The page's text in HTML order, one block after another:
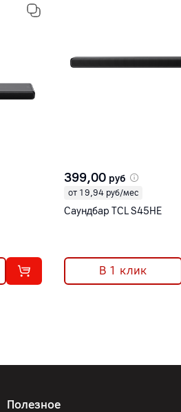
399,00 руб
от 19,94 руб/мес
Саундбар TCL S45HE
В 1 клик
Полезное